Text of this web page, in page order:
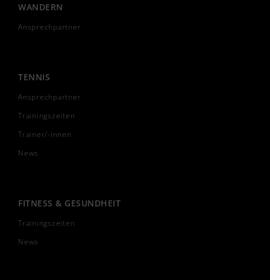
WANDERN
Ansprechpartner
TENNIS
Ansprechpartner
Trainingszeiten
Trainer/-innen
News
FITNESS & GESUNDHEIT
Trainingszeiten
News